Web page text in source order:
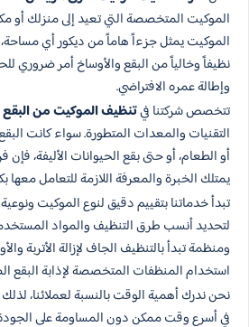
الموكيت المتخصصة التي تعيد إلى منزلك أو
الموكيت يمثل جزءاً هاماً من ديكور أي
نظيفاً وخالياً من البقع والأوساخ أمر ضروري
وإطالة عمره الافتراضي.
تتخصص شركتنا فيتنظيف الموكيت من
التقنيات والمعدات المتطورة. سواء كانت
أو الطعام، أو حتى بقع الحيوانات الأليفة، فإن
يمتلك الخبرة والمعرفة اللازمة للتعامل معها
تبدأ خدماتنا بتقييم دقيق لنوع الموكيت
لتحديد أنسب طرق التنظيف والمواد
ومنظمة تبدأ بالتنظيف الجاف لإزالة الأتربة
استخدام المنظفات المتخصصة لإذابة البقع
نحن ندرك أهمية الوقت بالنسبة لعملائنا،
في أسرع وقت ممكن دون المساومة على الجودة.